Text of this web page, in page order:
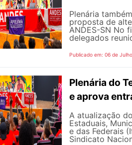
Plenária
proposta de
ANDES-SN No
delegados
Publicado em: 06 de
Plenária do
e aprova
A atualização
Estaduais,
e das Federais
Sindicato